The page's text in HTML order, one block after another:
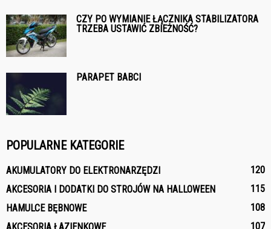
CZY PO WYMIANIE ŁĄCZNIKA STABILIZATORA
TRZEBA USTAWIĆ ZBIEŻNOŚĆ?
PARAPET BABCI
POPULARNE KATEGORIE
AKUMULATORY DO ELEKTRONARZĘDZI
120
AKCESORIA I DODATKI DO STROJÓW NA HALLOWEEN
115
HAMULCE BĘBNOWE
108
107